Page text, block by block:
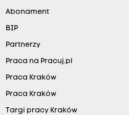
Abonament
BIP
Partnerzy
Praca na Pracuj.pl
Praca Kraków
Praca Kraków
Targi pracy Kraków